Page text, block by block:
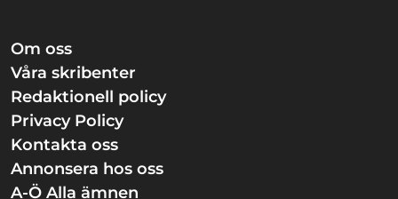
Om oss
Våra skribenter
Redaktionell policy
Privacy Policy
Kontakta oss
Annonsera hos oss
A-Ö Alla ämnen